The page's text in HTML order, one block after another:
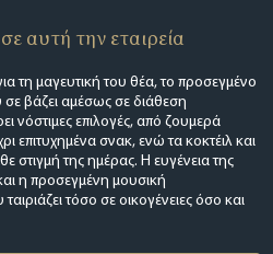
αυτή την εταιρεία
τη μαγευτική του θέα, το προσεγμένο
βάζει αμέσως σε διάθεση
νόστιμες επιλογές, από ζουμερά
επιτυχημένα σνακ, ενώ τα κοκτέιλ και
στιγμή της ημέρας. Η ευγένεια της
η προσεγμένη μουσική
τόσο σε οικογένειες όσο και